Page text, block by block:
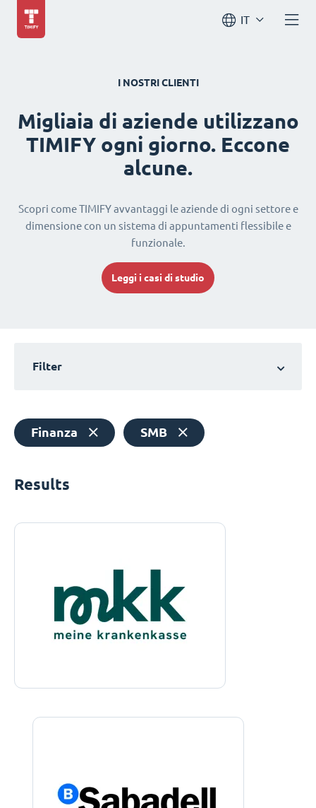
IT
I NOSTRI CLIENTI
Migliaia di aziende utilizzano
TIMIFY ogni giorno. Eccone
alcune.
Scopri come TIMIFY avvantaggi le aziende di ogni settore e
dimensione con un sistema di appuntamenti flessibile e
funzionale.
Leggi i casi di studio
Filter
Finanza SMB
Results